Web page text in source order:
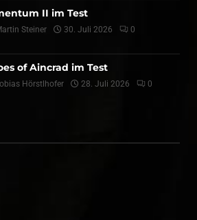
II im Test
Steiner 30. Juli 2026 0
of Aincrad im Test
Hörstlhofer 28. Juli 2026 0